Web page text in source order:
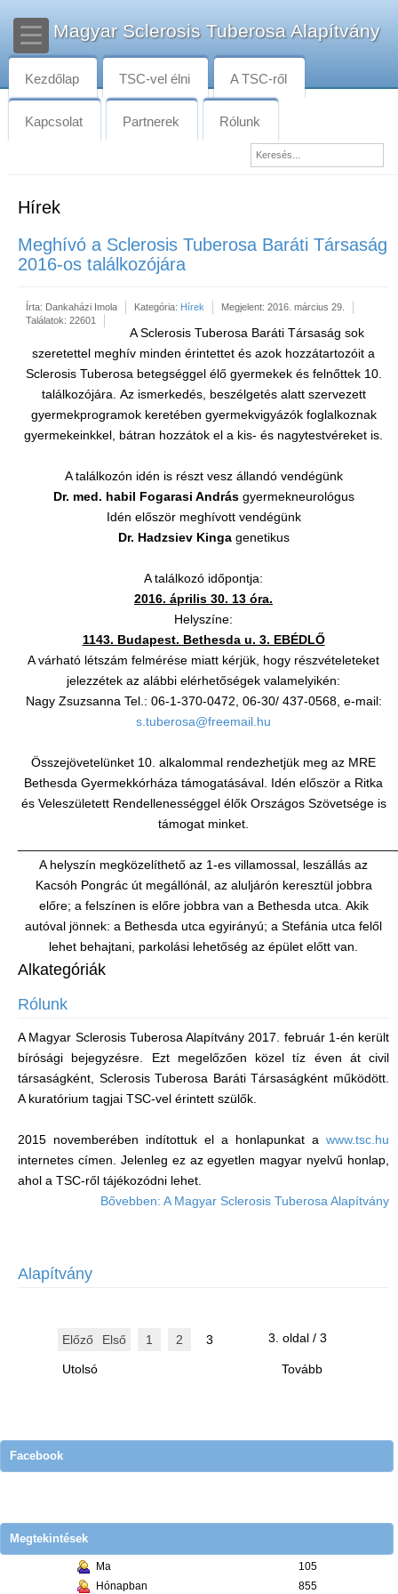
Magyar Sclerosis Tuberosa Alapítvány
Kezdőlap TSC-vel élni A TSC-ről
Kapcsolat Partnerek Rólunk
Hírek
Meghívó a Sclerosis Tuberosa Baráti Társaság
2016-os találkozójára
Írta: Dankaházi Imola Kategória: Hírek
Megjelent: 2016. március 29.
Találatok: 22601
A Sclerosis Tuberosa Baráti Társaság sok
szeretettel meghív minden érintettet és azok hozzátartozóit a
Sclerosis Tuberosa betegséggel élő gyermekek és felnőttek 10.
találkozójára. Az ismerkedés, beszélgetés alatt szervezett
gyermekprogramok keretében gyermekvigyázók foglalkoznak
gyermekeinkkel, bátran hozzátok el a kis- és nagytestvéreket is.
A találkozón idén is részt vesz állandó vendégünk
Dr. med. habil Fogarasi Andrásgyermekneurológus
Idén először meghívott vendégünk
Dr. Hadzsiev Kingagenetikus
A találkozó időpontja:
2016. április 30. 13 óra.
Helyszíne:
1143. Budapest. Bethesda u. 3. EBÉDLŐ
A várható létszám felmérése miatt kérjük, hogy részvételeteket
jelezzétek az alábbi elérhetőségek valamelyikén:
Nagy Zsuzsanna Tel.: 06-1-370-0472, 06-30/ 437-0568, e-mail:
s.tuberosa@freemail.hu
Összejövetelünket 10. alkalommal rendezhetjük meg az MRE
Bethesda Gyermekkórháza támogatásával. Idén először a Ritka
és Veleszületett Rendellenességgel élők Országos Szövetsége is
támogat minket.
A helyszín megközelíthető az 1-es villamossal, leszállás az
Kacsóh Pongrác út megállónál, az aluljárón keresztül jobbra
előre; a felszínen is előre jobbra van a Bethesda utca. Akik
autóval jönnek: a Bethesda utca egyirányú; a Stefánia utca felől
lehet behajtani, parkolási lehetőség az épület előtt van.
Alkategóriák
Rólunk
A Magyar Sclerosis Tuberosa Alapítvány 2017. február 1-én került
bírósági bejegyzésre. Ezt megelőzően közel tíz éven át civil
társaságként, Sclerosis Tuberosa Baráti Társaságként működött.
A kuratórium tagjai TSC-vel érintett szülők.
2015 novemberében indítottuk el a honlapunkat a www.tsc.hu
internetes címen. Jelenleg ez az egyetlen magyar nyelvű honlap,
ahol a TSC-ről tájékozódni lehet.
Bővebben: A Magyar Sclerosis Tuberosa Alapítvány
Alapítvány
3. oldal / 3
Első
Előző 1 2 3
Tovább
Utolsó
Facebook
Megtekintések
Ma
105
Hónapban
855